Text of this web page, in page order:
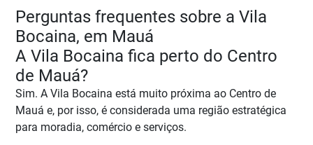
Perguntas frequentes sobre a Vila
Bocaina, em Mauá
A Vila Bocaina fica perto do Centro
de Mauá?
Sim. A Vila Bocaina está muito próxima ao Centro de
Mauá e, por isso, é considerada uma região estratégica
para moradia, comércio e serviços.